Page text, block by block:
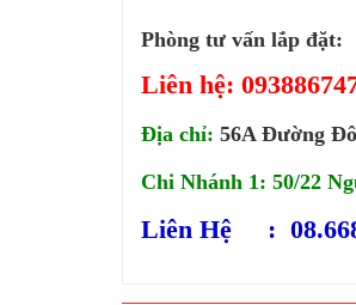
Phòng tư vấn lắp đặt:
Liên hệ:
Địa chỉ: 56A Đường
Chi Nhánh 1: 50/22
Liên Hệ :